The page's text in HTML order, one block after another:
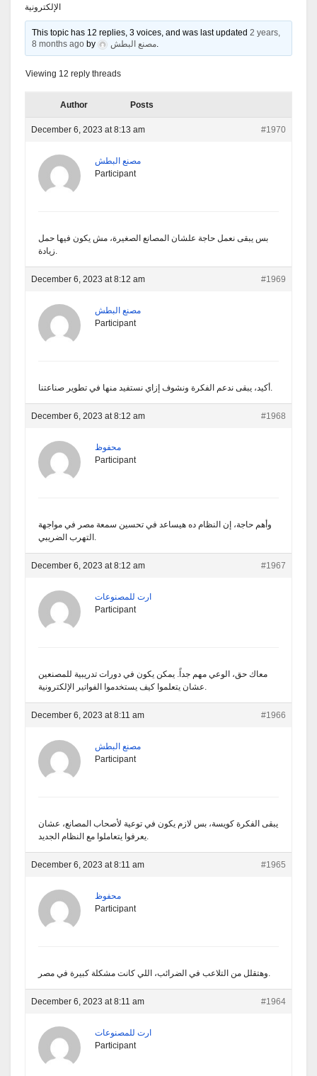
الإلكترونية
This topic has 12 replies, 3 voices, and was last updated2 years,
8 months ago by مصنع البطش.
Viewing 12 reply threads
Author Posts
December 6, 2023 at 8:13 am #1970
مصنع البطش
Participant
بس يبقى نعمل حاجة علشان المصانع الصغيرة، مش يكون فيها حمل
زيادة.
December 6, 2023 at 8:12 am #1969
مصنع البطش
Participant
أكيد، يبقى ندعم الفكرة ونشوف إزاي نستفيد منها في تطوير صناعتنا.
December 6, 2023 at 8:12 am #1968
محفوظ
Participant
وأهم حاجة، إن النظام ده هيساعد في تحسين سمعة مصر في مواجهة
التهرب الضريبي.
December 6, 2023 at 8:12 am #1967
ارت للمصنوعات
Participant
معاك حق، الوعي مهم جداً. يمكن يكون في دورات تدريبية للمصنعين
عشان يتعلموا كيف يستخدموا الفواتير الإلكترونية.
December 6, 2023 at 8:11 am #1966
مصنع البطش
Participant
يبقى الفكرة كويسة، بس لازم يكون في توعية لأصحاب المصانع، عشان
يعرفوا يتعاملوا مع النظام الجديد.
December 6, 2023 at 8:11 am #1965
محفوظ
Participant
وهتقلل من التلاعب في الضرائب، اللي كانت مشكلة كبيرة في مصر.
December 6, 2023 at 8:11 am #1964
ارت للمصنوعات
Participant